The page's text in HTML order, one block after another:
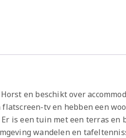
en beschikt over
tv en hebben een
is een tuin met een terras
wandelen en